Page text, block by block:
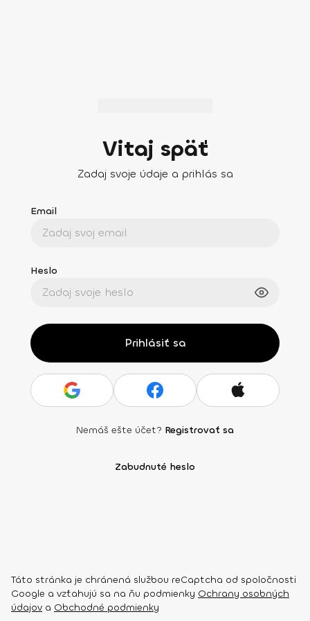
Vitaj späť
Zadaj svoje údaje a prihlás sa
Email
Heslo
Prihlásiť sa
Nemáš ešte účet? Registrovať sa
Zabudnuté heslo
Táto stránka je chránená službou reCaptcha od spoločnosti
Google a vzťahujú sa na ňu podmienky Ochrany osobných
údajov a Obchodné podmienky